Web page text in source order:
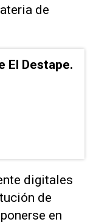
de
El Destape.
digitales
de
en